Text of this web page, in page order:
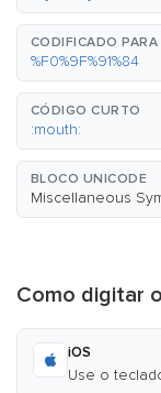
CODIFICADO PARA
%F0%9F%91%84
CÓDIGO CURTO
:mouth:
BLOCO UNICODE
Miscellaneous
Como digitar
iOS
Use o